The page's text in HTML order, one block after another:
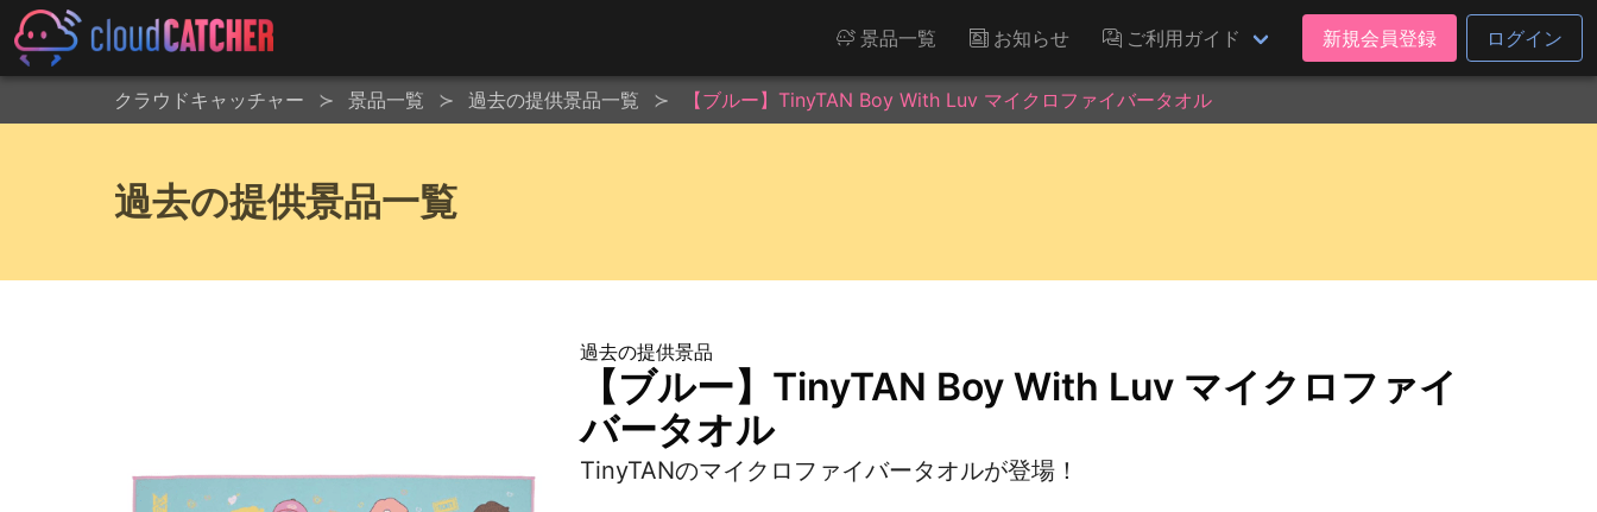
景品一覧 お知らせ ご利用ガイド 新規会員登録 ログイン
クラウドキャッチャー 景品一覧 過去の提供景品一覧 【ブルー】TinyTAN Boy With Luv マイクロファイバータオル
過去の提供景品一覧
過去の提供景品
【ブルー】TinyTAN Boy With Luv マイクロファイ
バータオル
TinyTANのマイクロファイバータオルが登場！